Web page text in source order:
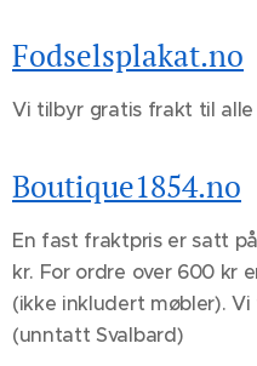
Fodselsplakat.no
Vi tilbyr gratis frakt til alle
Boutique1854.no
En fast fraktpris er satt
kr. For ordre over 600 kr
(ikke inkludert møbler).
(unntatt Svalbard)